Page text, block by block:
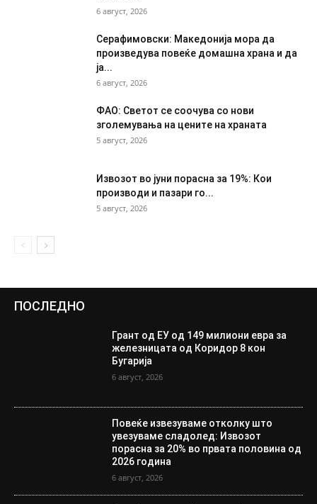
6 август, 2026
Серафимовски: Македонија мора да
произведува повеќе домашна храна и да
ја...
6 август, 2026
ФАО: Светот се соочува со нови
зголемувања на цените на храната
5 август, 2026
Извозот во јуни порасна за 19%: Кои
производи и пазари го...
5 август, 2026
ПОСЛЕДНО
Грант од ЕУ од 149 милиони евра за
железницата од Коридор 8 кон
Бугарија
6 август, 2026
Повеќе извезуваме отколку што
увезуваме сладолед: Извозот
порасна за 20% во првата половина од
2026 година
6 август, 2026